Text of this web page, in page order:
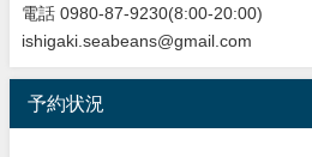
電話 0980-87-9230(8:00-20:00)
ishigaki.seabeans@gmail.com
予約状況